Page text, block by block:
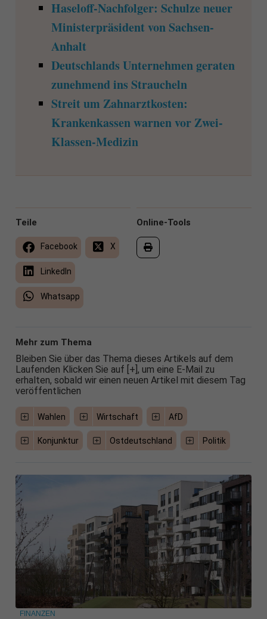
Haseloff-Nachfolger: Schulze neuer
Ministerpräsident von Sachsen-
Anhalt
Deutschlands Unternehmen geraten
zunehmend ins Straucheln
Streit um Zahnarztkosten:
Krankenkassen warnen vor Zwei-
Klassen-Medizin
Online-Tools
Teile
Facebook X
LinkedIn
Whatsapp
Mehr zum Thema
Bleiben Sie über das Thema dieses Artikels auf dem
Laufenden Klicken Sie auf [+], um eine E-Mail zu
erhalten, sobald wir einen neuen Artikel mit diesem Tag
veröffentlichen
Wahlen Wirtschaft AfD
Konjunktur Ostdeutschland Politik
FINANZEN